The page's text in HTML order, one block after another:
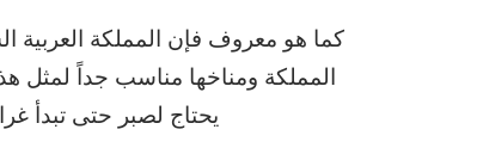
كما هو معروف فإن المملكة العربية
المملكة ومناخها مناسب جداً لمثل
يحتاج لصبر حتى تبدأ